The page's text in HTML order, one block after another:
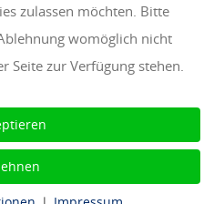
zulassen möchten. Bitte
womöglich nicht
Seite zur Verfügung stehen.